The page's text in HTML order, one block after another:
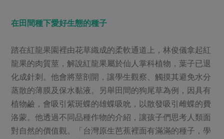
在田間種下愛好生態的種子
踏在紅龍果園裡由花草織成的柔軟通道上，林俊儀拿起紅
龍果的肉質莖，解說紅龍果屬於仙人掌科植物，葉子已退
化成針刺。他會將莖剖開，讓學生觀察、觸摸其避免水分
蒸散的薄膜及保水黏液。另舉田間的狗尾草為例，因具有
植物鹼，會吸引紫斑蝶的雄蝶吸吮，以散發吸引雌蝶的費
洛蒙。他透過不同品種作物的介紹，讓孩子們思考人類面
對自然的價值觀。「台灣原生芭蕉裡面有滿滿的種子，學